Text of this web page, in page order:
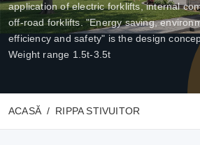
application of electric forklifts, internal
off-road forklifts. "Energy saving,
efficiency and safety" is the design
Weight range 1.5t-3.5t
ACASĂ RIPPA STIVUITOR